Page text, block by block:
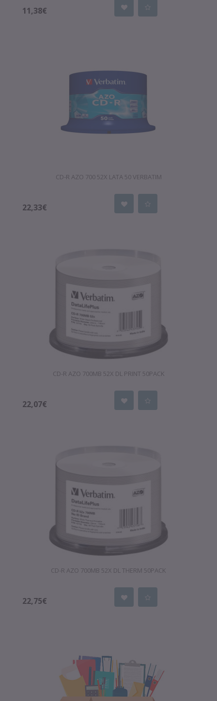
11,38€
CD-R AZO 700 52X LATA 50 VERBATIM
22,33€
CD-R AZO 700MB 52X DL PRINT 50PACK
22,07€
CD-R AZO 700MB 52X DL THERM 50PACK
22,75€